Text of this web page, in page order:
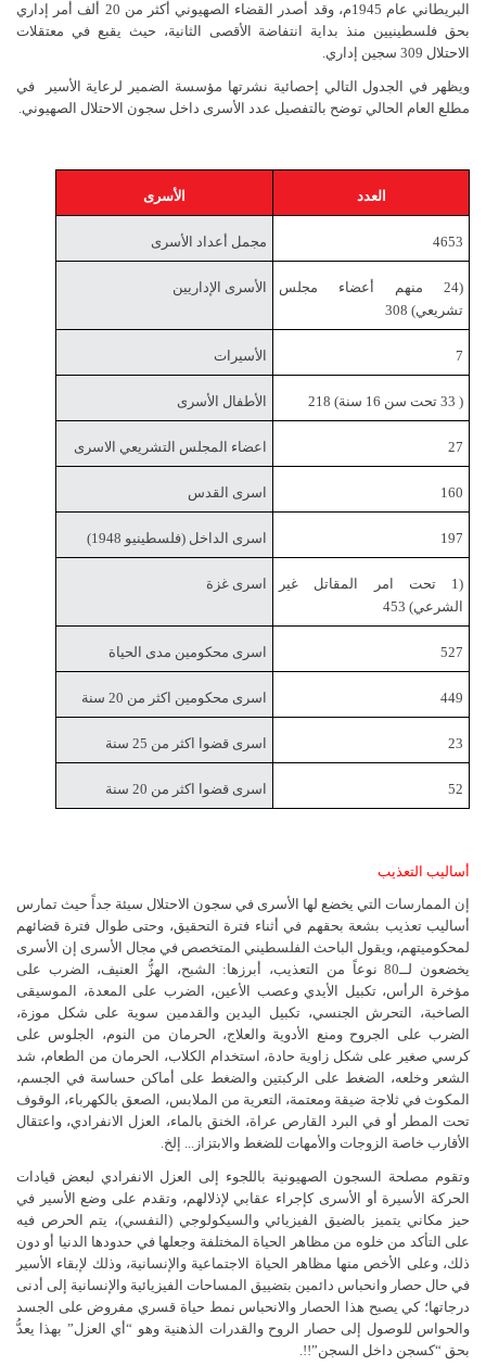
البريطاني عام 1945م، وقد أصدر القضاء الصهيوني أكثر من 20 ألف أمر إداري
بحق فلسطينيين منذ بداية انتفاضة الأقصى الثانية، حيث يقبع في معتقلات
الاحتلال 309 سجين إداري.
ويظهر في الجدول التالي إحصائية نشرتها مؤسسة الضمير لرعاية الأسير في
مطلع العام الحالي توضح بالتفصيل عدد الأسرى داخل سجون الاحتلال الصهيوني.
العدد الأسرى
4653 مجمل أعداد الأسرى
(24 منهم أعضاء مجلس
تشريعي) 308
الأسرى الإداريين
7 الأسيرات
( 33 تحت سن 16 سنة) 218 الأطفال الأسرى
27 اعضاء المجلس التشريعي الاسرى
160 اسرى القدس
197 اسرى الداخل (فلسطينيو 1948)
(1 تحت امر المقاتل غير
الشرعي) 453
اسرى غزة
527 اسرى محكومين مدى الحياة
449 اسرى محكومين اكثر من 20 سنة
23 اسرى قضوا اكثر من 25 سنة
52 اسرى قضوا اكثر من 20 سنة
أساليب التعذيب
إن الممارسات التي يخضع لها الأسرى في سجون الاحتلال سيئة جداً حيث تمارس
أساليب تعذيب بشعة بحقهم في أثناء فترة التحقيق، وحتى طوال فترة قضائهم
لمحكوميتهم، ويقول الباحث الفلسطيني المتخصص في مجال الأسرى إن الأسرى
يخضعون لــ80 نوعاً من التعذيب، أبرزها: الشبح، الهزُّ العنيف، الضرب على
مؤخرة الرأس، تكبيل الأيدي وعصب الأعين، الضرب على المعدة، الموسيقى
الصاخبة، التحرش الجنسي، تكبيل اليدين والقدمين سوية على شكل موزة،
الضرب على الجروح ومنع الأدوية والعلاج، الحرمان من النوم، الجلوس على
كرسي صغير على شكل زاوية حادة، استخدام الكلاب، الحرمان من الطعام، شد
الشعر وخلعه، الضغط على الركبتين والضغط على أماكن حساسة في الجسم،
المكوث في ثلاجة ضيقة ومعتمة، التعرية من الملابس، الصعق بالكهرباء، الوقوف
تحت المطر أو في البرد القارص عراة، الخنق بالماء، العزل الانفرادي، واعتقال
الأقارب خاصة الزوجات والأمهات للضغط والابتزاز... إلخ.
وتقوم مصلحة السجون الصهيونية باللجوء إلى العزل الانفرادي لبعض قيادات
الحركة الأسيرة أو الأسرى كإجراء عقابي لإذلالهم، وتقدم على وضع الأسير في
حيز مكاني يتميز بالضيق الفيزيائي والسيكولوجي (النفسي)، يتم الحرص فيه
على التأكد من خلوه من مظاهر الحياة المختلفة وجعلها في حدودها الدنيا أو دون
ذلك، وعلى الأخص منها مظاهر الحياة الاجتماعية والإنسانية، وذلك لإبقاء الأسير
في حال حصار وانحباس دائمين بتضييق المساحات الفيزيائية والإنسانية إلى أدنى
درجاتها؛ كي يصبح هذا الحصار والانحباس نمط حياة قسري مفروض على الجسد
والحواس للوصول إلى حصار الروح والقدرات الذهنية وهو “أي العزل” بهذا يعدُّ
بحق “كسجن داخل السجن”!!.